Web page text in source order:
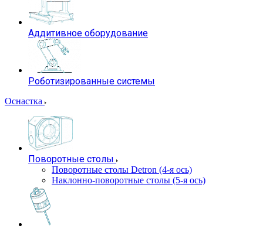
Аддитивное оборудование
Роботизированные системы
Оснастка
Поворотные столы
Поворотные столы Detron (4-я ось)
Наклонно-поворотные столы (5-я ось)